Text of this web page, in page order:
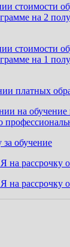
стоимости
на 2
стоимости
на 1
платных
на
обучение
рассрочку
рассрочку